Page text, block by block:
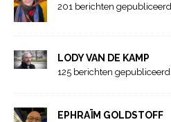
201 berichten gepubliceerd
LODY VAN DE KAMP
125 berichten gepubliceerd
EPHRAÏM GOLDSTOFF